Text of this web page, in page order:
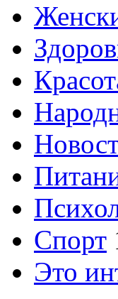
Спорт
Это